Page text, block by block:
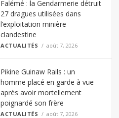
Falémé : la Gendarmerie détruit
27 dragues utilisées dans
l’exploitation minière
clandestine
ACTUALITÉS août 7, 2026
Pikine Guinaw Rails : un
homme placé en garde à vue
après avoir mortellement
poignardé son frère
ACTUALITÉS août 7, 2026